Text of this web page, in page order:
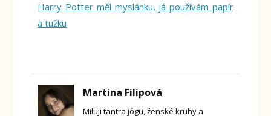
Harry Potter měl myslánku, já používám papír
a tužku
Martina Filipová
Miluji tantra jógu, ženské kruhy a